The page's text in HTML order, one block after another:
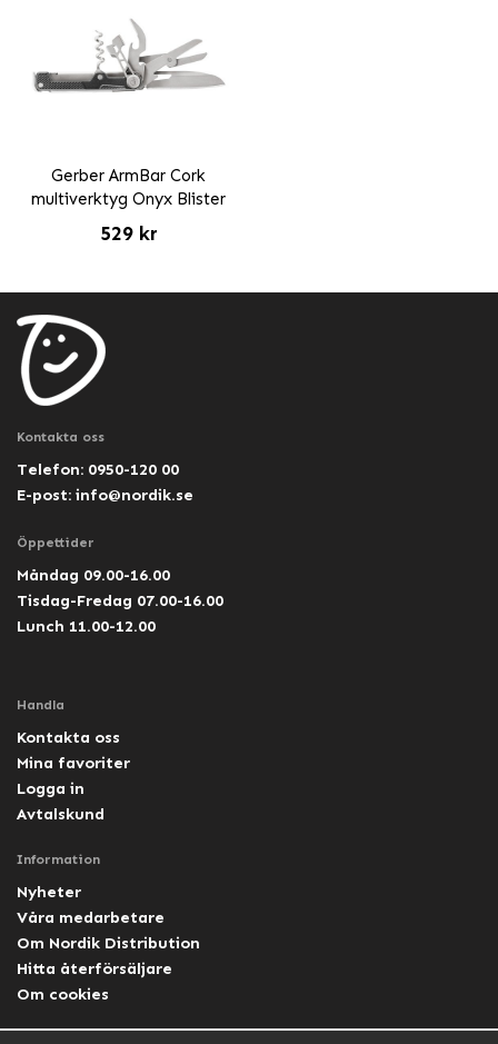
Gerber ArmBar Cork
multiverktyg Onyx Blister
529 kr
Kontakta oss
Telefon: 0950-120 00
E-post: info@nordik.se
Öppettider
Måndag 09.00-16.00
Tisdag-Fredag 07.00-16.00
Lunch 11.00-12.00
Handla
Kontakta oss
Mina favoriter
Logga in
Avtalskund
Information
Nyheter
Våra medarbetare
Om Nordik Distribution
Hitta återförsäljare
Om cookies